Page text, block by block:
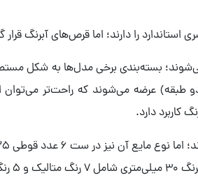
می‌شوند؛ بسته‌بندی برخی مدل‌ها به شکل
(دو طبقه) عرضه می‌شوند که راحت‌تر
کاربرد دارد.